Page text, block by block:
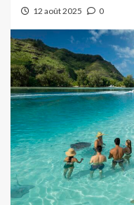
12 août 2025 0